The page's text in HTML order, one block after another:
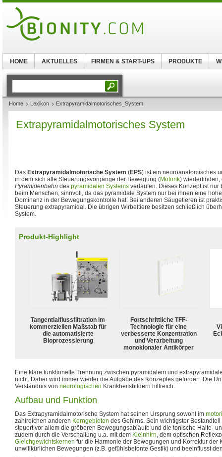
Home Lexikon Extrapyramidalmotorisches_System
Extrapyramidalmotorisches System
Das Extrapyramidalmotorische System (EPS) ist ein neuroanatomisches
in dem sich alle Steuerungsvorgänge der Bewegung (Motorik) wiederfinden,
Pyramidenbahn des pyramidalen Systems verlaufen. Dieses Konzept ist
beim Menschen, sinnvoll, da das pyramidale System nur bei ihnen eine
Dominanz in der Bewegungskontrolle hat. Bei anderen Säugetieren ist
Steuerung extrapyramidal. Die übrigen Wirbeltiere besitzen schließlich
System.
Produkt-Highlight
Tangentialflussfiltration im
kommerziellen Maßstab für
die automatisierte
Bioprozessierung
Fortschrittliche TFF-
Technologie für eine
verbesserte Konzentration
und Verarbeitung
monoklonaler Antikörper
Eine klare funktionelle Trennung zwischen pyramidalem und
nicht. Daher wird immer wieder die Aufgabe des Konzeptes gefordert. Die
Verständnis von neurologischen Krankheitsbildern hilfreich.
Aufbau und Funktion
Das Extrapyramidalmotorische System hat seinen Ursprung sowohl im
zahlreichen anderen Kerngebieten des Gehirns. Sein wichtigster
steuert vor allem die gröberen Bewegungsabläufe und die tonische Halte-
zudem durch die Verschaltung u.a. mit dem Kleinhirn, dem optischen
Gleichgewichtskernen für die Harmonie der Bewegungen und Korrektur der
unwillkürlichen Bewegungen (z.B. gefühlsbetonte Gestik) und beeinflusst
HOME AKTUELLES FIRMEN & START-UPS PRODUKTE